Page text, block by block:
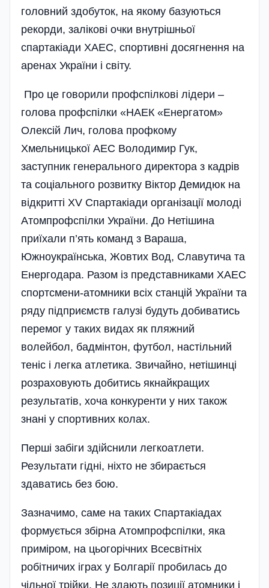
головний здобуток, на якому базуються
рекорди, залікові очки внутрішньої
спартакіади ХАЕС, спортивні досягнення на
аренах України і світу.
Про це говорили профспілкові лідери –
голова профспілки «НАЕК «Енергатом»
Олексій Лич, голова профкому
Хмельницької АЕС Володимир Гук,
заступник генерального директора з кадрів
та соціального розвитку Віктор Демидюк на
відкритті XV Спартакіади організації молоді
Атомпрофспілки України. До Нетішина
приїхали п’ять команд з Вараша,
Южноукраїнська, Жовтих Вод, Славутича та
Енергодара. Разом із представниками ХАЕС
спортсмени-атомники всіх станцій України та
ряду підприємств галузі будуть добиватись
перемог у таких видах як пляжний
волейбол, бадмі­нтон, футбол, настільний
теніс і легка атлетика. Звичайно, нетішинці
розраховують добитись якнайкращих
результатів, хоча конкуренти у них також
знані у спортивних колах.
Перші забіги здійснили легкоатлети.
Результати гідні, ніхто не збирається
здаватись без бою.
Зазначимо, саме на таких Спартакіадах
формується збірна Атом­профспілки, яка
приміром, на цьогорічних Всесвітніх
робітничих іграх у Болгарії пробилась до
чільної трійки. Не здають позиції атомники і